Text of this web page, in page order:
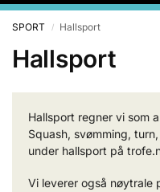
SPORT / Hallsport
Hallsport
Hallsport regner vi som
Squash, svømming,
under hallsport på
Vi leverer også nøytrale